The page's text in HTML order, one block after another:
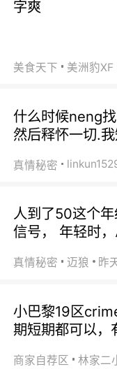
字爽
美食天下 美洲豹XF
什么时候neng
然后释怀一切.
真情秘密
人到了50这个
信号， 年轻时
真情秘密 迈狼 昨
小巴黎19区
期短期都可以，
商家自荐区 林家二